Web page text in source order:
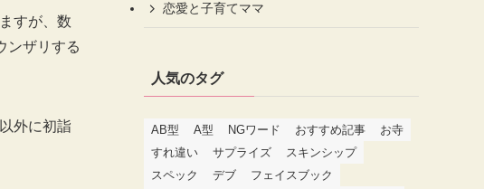
すが、数
ンザリする
外に初詣
恋愛と子育てママ
人気のタグ
AB型 A型 NGワード おすすめ記事
お寺
すれ違い
サプライズ
スキンシップ
スペック
デブ
フェイスブック